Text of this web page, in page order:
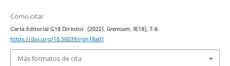
Cómo citar
Carta Editorial G18 Director. (2022). Gremium, 9(18), 7-8.
https://doi.org/10.56039/rgn18a01
Más formatos de cita